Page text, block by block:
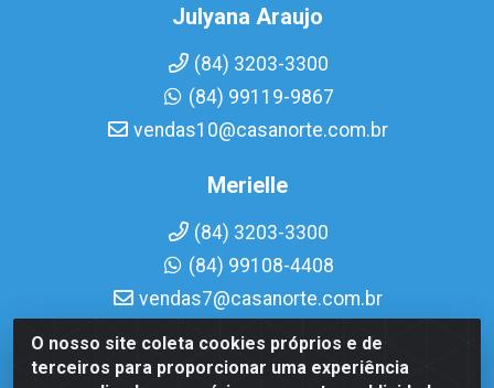
O nosso site coleta cookies próprios e de
terceiros para proporcionar uma experiência
Julyana Araujo
(84) 3203-3300
(84) 99119-9867
vendas10@casanorte.com.br
Merielle
(84) 3203-3300
(84) 99108-4408
vendas7@casanorte.com.br
Casa Norte LTDA - Av. Interventor Mário Câmara, 1815 -
Dix-Sept Rosado, Natal/RN - CEP 59054-600 - CNPJ